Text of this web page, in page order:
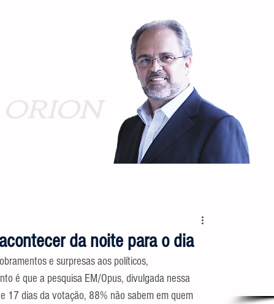
da noite para o dia
e surpresas aos políticos,
é que a pesquisa EM/Opus, divulgada nessa
17 dias da votação, 88% não sabem em quem